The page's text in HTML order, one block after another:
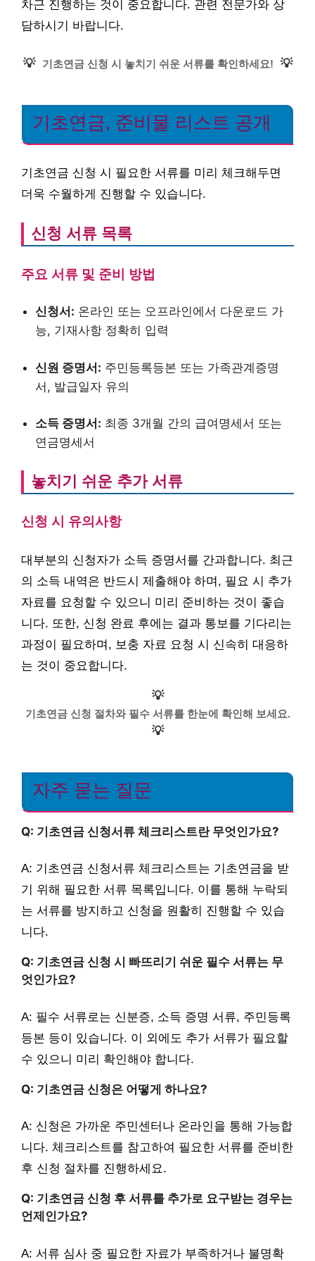
차근 진행하는 것이 중요합니다. 관련 전문가와 상
담하시기 바랍니다.
💡 기초연금 신청 시 놓치기 쉬운 서류를 확인하세요! 💡
기초연금, 준비물 리스트 공개
기초연금 신청 시 필요한 서류를 미리 체크해두면
더욱 수월하게 진행할 수 있습니다.
신청 서류 목록
주요 서류 및 준비 방법
신청서: 온라인 또는 오프라인에서 다운로드 가
능, 기재사항 정확히 입력
신원 증명서: 주민등록등본 또는 가족관계증명
서, 발급일자 유의
소득 증명서: 최종 3개월 간의 급여명세서 또는
연금명세서
놓치기 쉬운 추가 서류
신청 시 유의사항
대부분의 신청자가 소득 증명서를 간과합니다. 최근
의 소득 내역은 반드시 제출해야 하며, 필요 시 추가
자료를 요청할 수 있으니 미리 준비하는 것이 좋습
니다. 또한, 신청 완료 후에는 결과 통보를 기다리는
과정이 필요하며, 보충 자료 요청 시 신속히 대응하
는 것이 중요합니다.
💡
기초연금 신청 절차와 필수 서류를 한눈에 확인해 보세요.
💡
자주 묻는 질문
Q: 기초연금 신청서류 체크리스트란 무엇인가요?
A: 기초연금 신청서류 체크리스트는 기초연금을 받
기 위해 필요한 서류 목록입니다. 이를 통해 누락되
는 서류를 방지하고 신청을 원활히 진행할 수 있습
니다.
Q: 기초연금 신청 시 빠뜨리기 쉬운 필수 서류는 무
엇인가요?
A: 필수 서류로는 신분증, 소득 증명 서류, 주민등록
등본 등이 있습니다. 이 외에도 추가 서류가 필요할
수 있으니 미리 확인해야 합니다.
Q: 기초연금 신청은 어떻게 하나요?
A: 신청은 가까운 주민센터나 온라인을 통해 가능합
니다. 체크리스트를 참고하여 필요한 서류를 준비한
후 신청 절차를 진행하세요.
Q: 기초연금 신청 후 서류를 추가로 요구받는 경우는
언제인가요?
A: 서류 심사 중 필요한 자료가 부족하거나 불명확